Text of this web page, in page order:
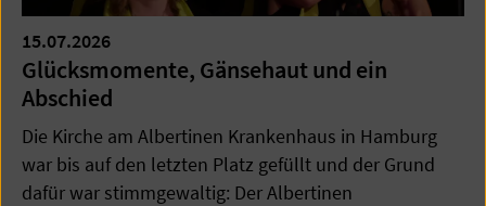
15.07.2026
Glücksmomente, Gänsehaut und ein
Abschied
Die Kirche am Albertinen Krankenhaus in Hamburg
war bis auf den letzten Platz gefüllt und der Grund
dafür war stimmgewaltig: Der Albertinen